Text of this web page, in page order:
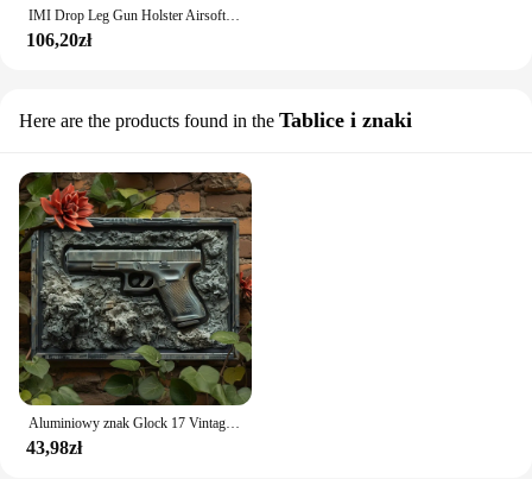
IMI Drop Leg Gun Holster Airsoft Thigh Holster dla Glock 17 19 M9 92 96 Colt 1911 PX4 Strom Hunting Pistols Case
106,20zł
Here are the products found in the Tablice i znaki
Aluminiowy znak Glock 17 Vintage - 8X12 cali | Idealny na siłownię, łazienkę, wystrój klasy i wyjątkowy prezent świąteczny dla chłopców
43,98zł